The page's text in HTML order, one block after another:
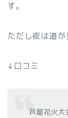
す。
ただし夜は道が
↓口コミ
芦屋花火